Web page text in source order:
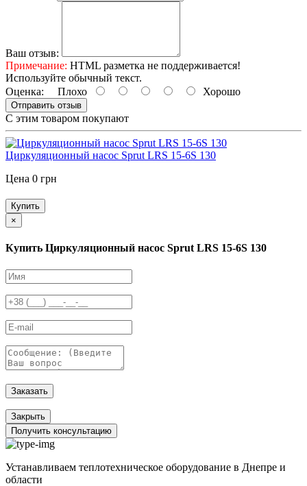
Ваш отзыв:
Примечание: HTML разметка не поддерживается!
Используйте обычный текст.
Оценка: Плохо Хорошо
Отправить отзыв
С этим товаром покупают
Циркуляционный насос Sprut LRS 15-6S 130
Цена 0 грн
Купить
×
Купить Циркуляционный насос Sprut LRS 15-6S 130
Заказать
Закрыть
Получить консультацию
Устанавливаем теплотехническое оборудование в Днепре и
области